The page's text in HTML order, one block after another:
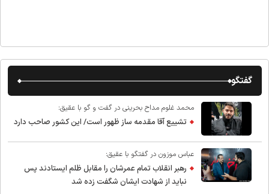
گفتگو
محمد غلوم مداح بحرینی در گفت و گو با عقیق:
تشییع آقا مقدمه ساز ظهور است/ این کشور صاحب دارد
عباس موزون در گفتگو با عقیق:
رهبر انقلاب تمام عمرشان را مقابل ظلم ایستادند پس
نباید از شهادت ایشان شگفت زده شد